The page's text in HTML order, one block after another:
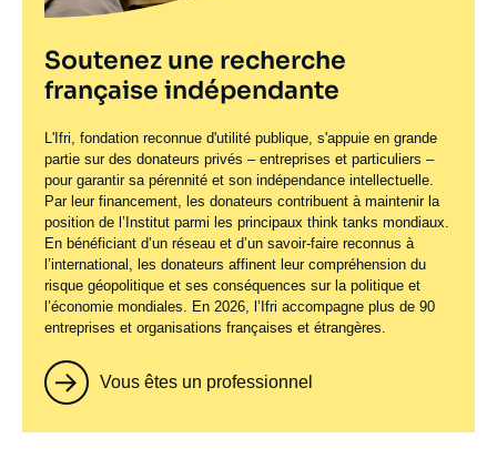
Soutenez une recherche
française indépendante
L'Ifri, fondation reconnue d'utilité publique, s'appuie en grande
partie sur des donateurs privés – entreprises et particuliers –
pour garantir sa pérennité et son indépendance intellectuelle.
Par leur financement, les donateurs contribuent à maintenir la
position de l’Institut parmi les principaux think tanks mondiaux.
En bénéficiant d’un réseau et d’un savoir-faire reconnus à
l’international, les donateurs affinent leur compréhension du
risque géopolitique et ses conséquences sur la politique et
l’économie mondiales. En 2026, l’Ifri accompagne plus de 90
entreprises et organisations françaises et étrangères.
Vous êtes un professionnel